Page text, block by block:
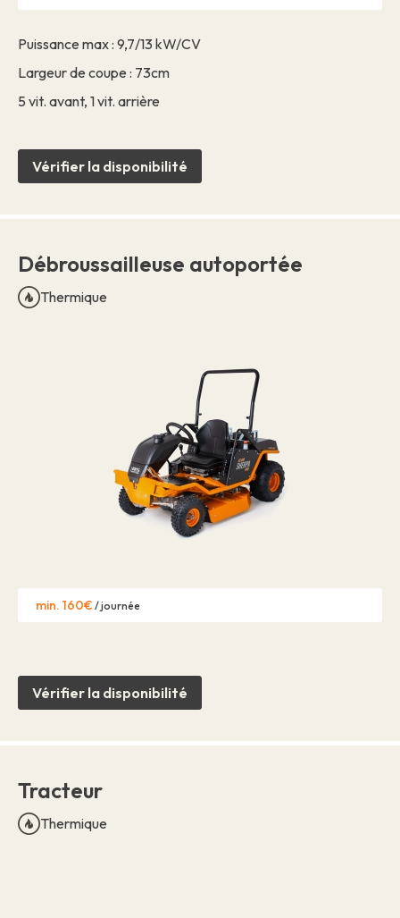
Puissance max : 9,7/13 kW/CV
Largeur de coupe : 73cm
5 vit. avant, 1 vit. arrière
Vérifier la disponibilité
Débroussailleuse autoportée
Thermique
min. 160€ / journée
Vérifier la disponibilité
Tracteur
Thermique